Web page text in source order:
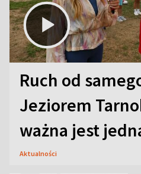
Ruch od
Jeziorem
ważna jest
Aktualności